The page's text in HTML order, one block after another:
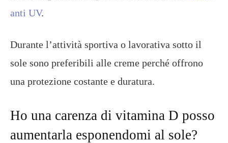
anti UV.
Durante l’attività sportiva o lavorativa sotto il
sole sono preferibili alle creme perché offrono
una protezione costante e duratura.
Ho una carenza di vitamina D posso
aumentarla esponendomi al sole?